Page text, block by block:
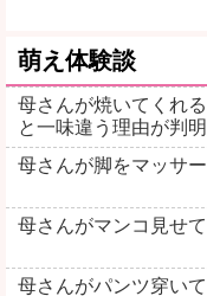
萌え体験談
母さんが焼いてくれ
と一味違う理由が判
母さんが脚をマッサ
母さんがマンコ見せ
母さんがパンツ穿い